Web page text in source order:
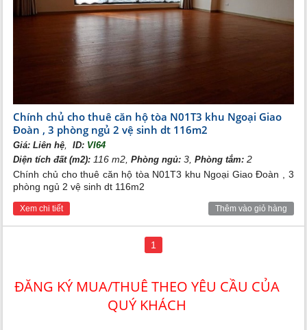
Chính chủ cho thuê căn hộ tòa N01T3 khu Ngoại Giao
Đoàn , 3 phòng ngủ 2 vệ sinh dt 116m2
Giá:Liên hệ ID: VI64
Diện tích đất (m2): 116 m2,Phòng ngủ: 3,Phòng tắm: 2
Chính chủ cho thuê căn hộ tòa N01T3 khu Ngoại Giao Đoàn , 3
phòng ngủ 2 vệ sinh dt 116m2
Xem chi tiết Thêm vào giỏ hàng
1
ĐĂNG KÝ MUA/THUÊ THEO YÊU CẦU CỦA
QUÝ KHÁCH